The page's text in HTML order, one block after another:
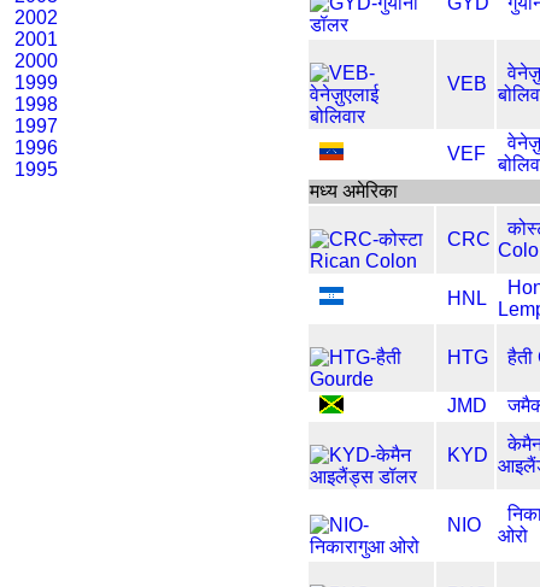
2002
2001
2000
1999
1998
1997
1996
1995
VEB
VEF
मध्य अमेरिका
CRC
HNL
HTG
JMD
KYD
NIO
ओरो